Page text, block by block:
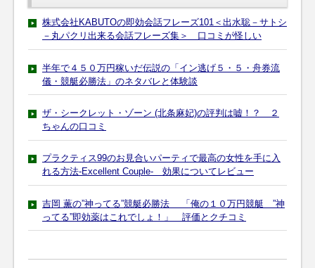
株式会社KABUTOの即効会話フレーズ101＜出水聡－サトシ
－丸パクリ出来る会話フレーズ集＞ 口コミが怪しい
半年で４５０万円稼いだ伝説の「イン逃げ５・５・舟券流
儀・競艇必勝法」のネタバレと体験談
ザ・シークレット・ゾーン (北条麻妃)の評判は嘘！？ ２
ちゃんの口コミ
プラクティス99のお見合いパーティで最高の女性を手に入
れる方法-Excellent Couple- 効果についてレビュー
吉岡 薫の”神ってる”競艇必勝法 「俺の１０万円競艇 ”神
ってる”即効薬はこれでしょ！」 評価とクチコミ